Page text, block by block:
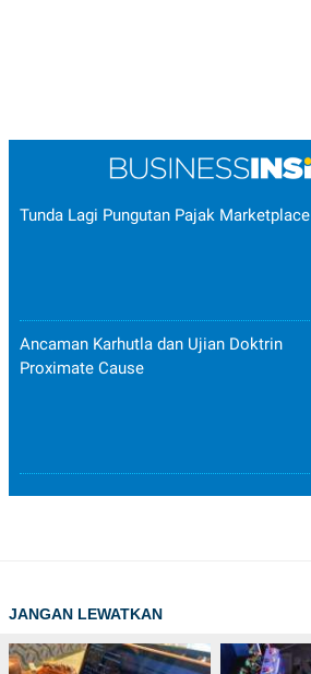
Tunda Lagi Pungutan Pajak Marketplace
Ancaman Karhutla dan Ujian Doktrin
Proximate Cause
JANGAN LEWATKAN